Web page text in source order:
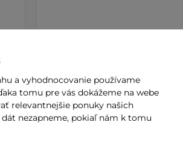
Náhradný nabíjací kábel nielen pre
inteligentné hodinky.
4,70 €
a vyhodnocovanie používame
tomu pre vás dokážeme na webe
relevantnejšie ponuky našich
nezapneme, pokiaľ nám k tomu